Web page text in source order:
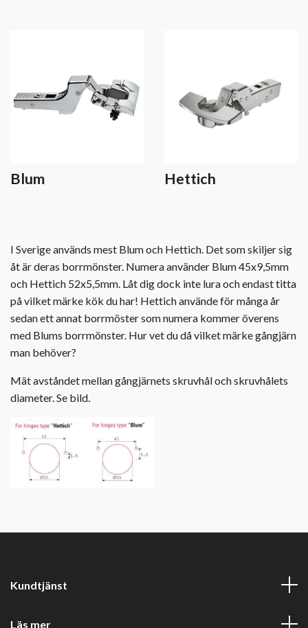
Blum Hettich
I Sverige används mest Blum och Hettich. Det som skiljer sig
åt är deras borrmönster. Numera använder Blum 45x9,5mm
och Hettich 52x5,5mm. Låt dig dock inte lura och endast titta
på vilket märke kök du har! Hettich använde för många år
sedan ett annat borrmöster som numera kommer överens
med Blums borrmönster. Hur vet du då vilket märke gångjärn
man behöver?
Mät avståndet mellan gångjärnets skruvhål och skruvhålets
diameter. Se bild.
Kundtjänst
Läs mer